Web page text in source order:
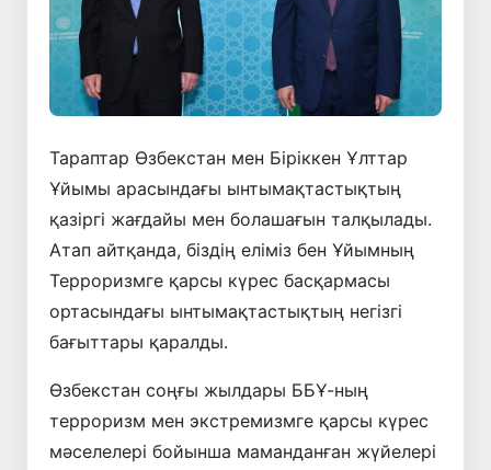
Тараптар Өзбекстан мен Біріккен Ұлттар
Ұйымы арасындағы ынтымақтастықтың
қазіргі жағдайы мен болашағын талқылады.
Атап айтқанда, біздің еліміз бен Ұйымның
Терроризмге қарсы күрес басқармасы
ортасындағы ынтымақтастықтың негізгі
бағыттары қаралды.
Өзбекстан соңғы жылдары ББҰ-ның
терроризм мен экстремизмге қарсы күрес
мәселелері бойынша маманданған жүйелері